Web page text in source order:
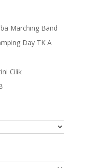
Marching Band
Day TK A
Cilik